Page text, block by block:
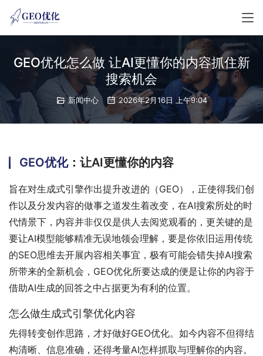
GEO优化怎么做 让AI更懂你的内容抓住新
搜索机会
新闻中心 2026年2月16日 上午9:04
GEO优化：让AI更懂你的内容
旨在对生成式引擎作出提升改进的（GEO），正使得我们创
作以及分发内容的做事之道发生着改变，在AI搜索所处的时
代情景下，内容并非仅仅是供人去阅览观看的，更关键的是
要让AI模型能够精准无误地领会理解，要是你依旧运用传统
的SEO思维去开展内容相关事宜，极有可能会错失掉AI搜索
所带来的全新机会，GEO优化所要达成的便是让你的内容于
借助AI生成的回答之中占据更为有利的位置。
怎么做生成式引擎优化内容
先得转变创作思路，才好做好GEO优化。如今内容不但得结
构清晰、信息准确，还得考量AI怎样抓取与理解你的内容。